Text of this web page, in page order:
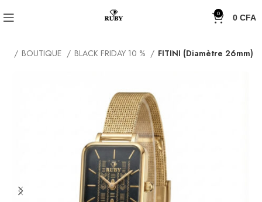
0 0 CFA
BOUTIQUE BLACK FRIDAY 10 % FITINI (Diamètre 26mm)